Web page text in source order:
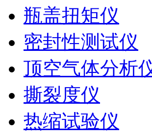
瓶盖扭矩仪
密封性测试仪
顶空气体分析
撕裂度仪
热缩试验仪